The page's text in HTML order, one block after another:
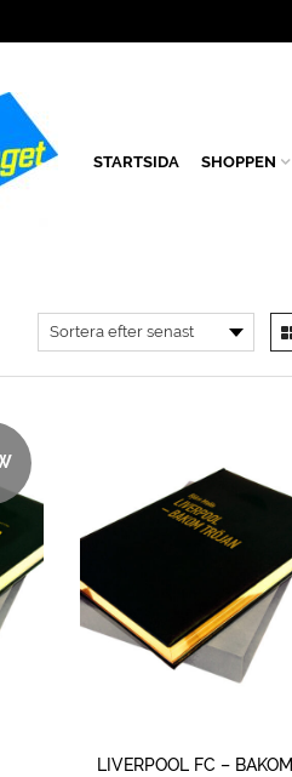
STARTSIDA SHOPPEN
LIVERPOOL FC – BAKOM